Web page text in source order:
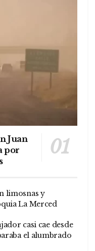
Juan
por
limosnas y
La Merced
casi cae desde
el alumbrado